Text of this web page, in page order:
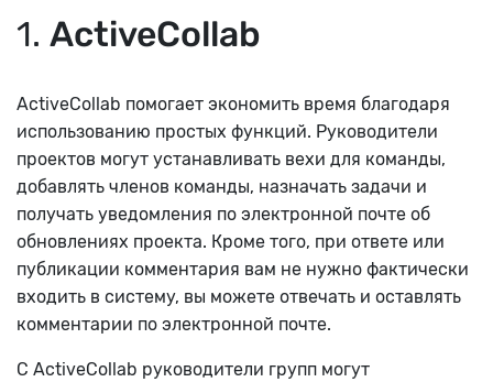
1. ActiveCollab
ActiveCollab помогает экономить время благодаря
использованию простых функций. Руководители
проектов могут устанавливать вехи для команды,
добавлять членов команды, назначать задачи и
получать уведомления по электронной почте об
обновлениях проекта. Кроме того, при ответе или
публикации комментария вам не нужно фактически
входить в систему, вы можете отвечать и оставлять
комментарии по электронной почте.
С ActiveCollab руководители групп могут